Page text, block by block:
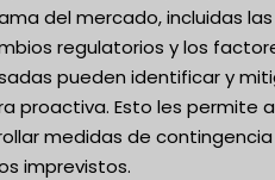
del mercado, incluidas
regulatorios y los
pueden identificar y
proactiva. Esto les permite
medidas de
imprevistos.